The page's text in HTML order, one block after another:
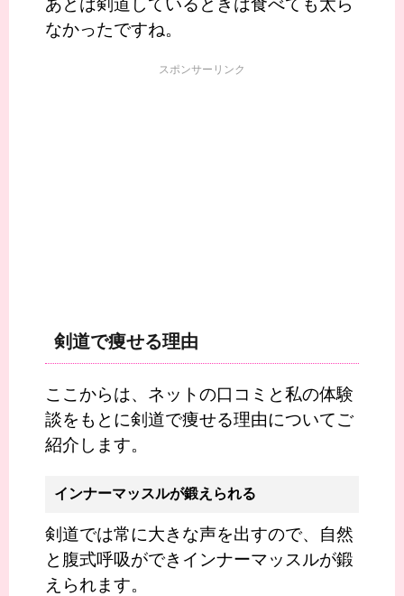
あとは剣道しているときは食べても太ら
なかったですね。
スポンサーリンク
剣道で痩せる理由
ここからは、ネットの口コミと私の体験
談をもとに剣道で痩せる理由についてご
紹介します。
インナーマッスルが鍛えられる
剣道では常に大きな声を出すので、自然
と腹式呼吸ができインナーマッスルが鍛
えられます。